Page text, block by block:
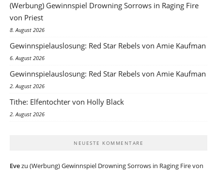
(Werbung) Gewinnspiel Drowning Sorrows in Raging Fire
von Priest
8. August 2026
Gewinnspielauslosung: Red Star Rebels von Amie Kaufman
6. August 2026
Gewinnspielauslosung: Red Star Rebels von Amie Kaufman
2. August 2026
Tithe: Elfentochter von Holly Black
2. August 2026
NEUESTE KOMMENTARE
Evezu (Werbung) Gewinnspiel Drowning Sorrows in Raging Fire von